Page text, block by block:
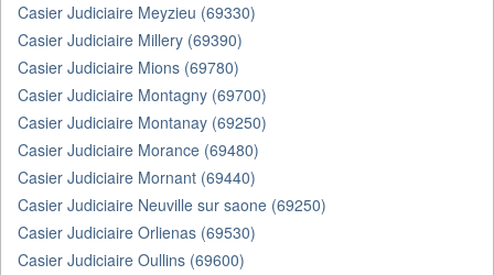
Casier Judiciaire Meyzieu (69330)
Casier Judiciaire Millery (69390)
Casier Judiciaire Mions (69780)
Casier Judiciaire Montagny (69700)
Casier Judiciaire Montanay (69250)
Casier Judiciaire Morance (69480)
Casier Judiciaire Mornant (69440)
Casier Judiciaire Neuville sur saone (69250)
Casier Judiciaire Orlienas (69530)
Casier Judiciaire Oullins (69600)